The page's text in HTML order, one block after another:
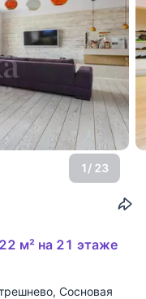
1/ 23
м² на 21 этаже
, Сосновая